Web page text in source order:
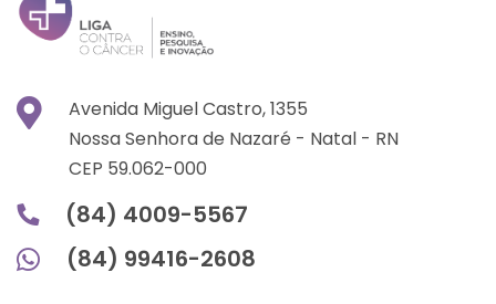
Avenida Miguel Castro, 1355
Nossa Senhora de Nazaré - Natal - RN
CEP 59.062-000
(84) 4009-5567
(84) 99416-2608